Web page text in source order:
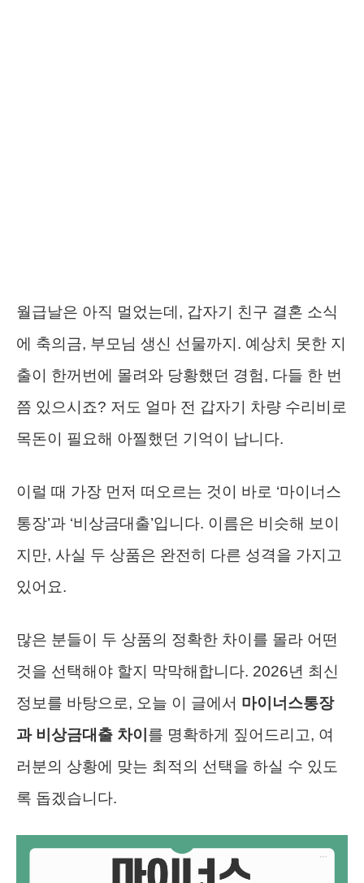
월급날은 아직 멀었는데, 갑자기 친구 결혼 소식
에 축의금, 부모님 생신 선물까지. 예상치 못한 지
출이 한꺼번에 몰려와 당황했던 경험, 다들 한 번
쯤 있으시죠? 저도 얼마 전 갑자기 차량 수리비로
목돈이 필요해 아찔했던 기억이 납니다.
이럴 때 가장 먼저 떠오르는 것이 바로 ‘마이너스
통장’과 ‘비상금대출’입니다. 이름은 비슷해 보이
지만, 사실 두 상품은 완전히 다른 성격을 가지고
있어요.
많은 분들이 두 상품의 정확한 차이를 몰라 어떤
것을 선택해야 할지 막막해합니다. 2026년 최신
정보를 바탕으로, 오늘 이 글에서 마이너스통장
과 비상금대출 차이 를 명확하게 짚어드리고, 여
러분의 상황에 맞는 최적의 선택을 하실 수 있도
록 돕겠습니다.